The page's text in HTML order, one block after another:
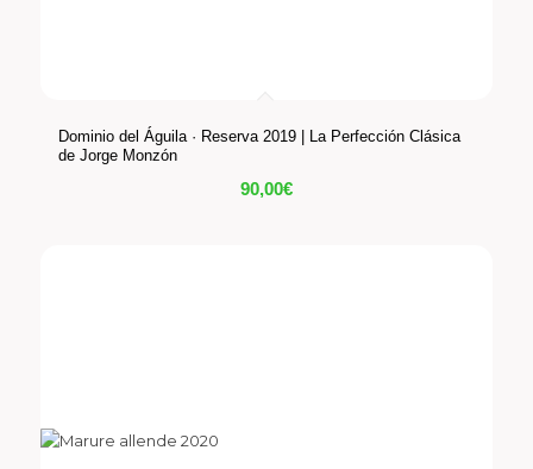
Dominio del Águila · Reserva 2019 | La Perfección Clásica
de Jorge Monzón
90,00€